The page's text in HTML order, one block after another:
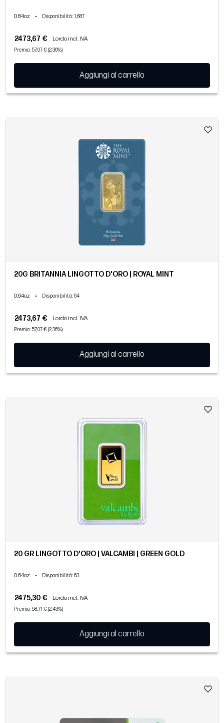
0.64oz • Disponibilità: 1,687
2473,67 € Lordo incl. IVA
Premio: 57,07 € (2,36%)
Aggiungi al carrello
20G BRITANNIA LINGOTTO D'ORO | ROYAL MINT
0.64oz • Disponibilità: 64
2473,67 € Lordo incl. IVA
Premio: 57,07 € (2,36%)
Aggiungi al carrello
20 GR LINGOTTO D'ORO | VALCAMBI | GREEN GOLD
0.64oz • Disponibilità: 63
2475,30 € Lordo incl. IVA
Premio: 58,71 € (2,43%)
Aggiungi al carrello